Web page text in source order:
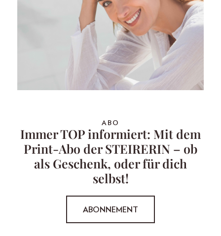
ABO
Immer TOP informiert: Mit dem
Print-Abo der STEIRERIN – ob
als Geschenk, oder für dich
selbst!
ABONNEMENT